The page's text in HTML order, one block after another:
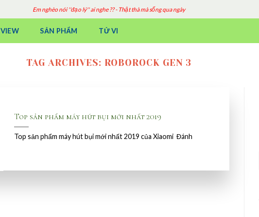
Em nghèo nói ''đạo lý'' ai nghe ?? - Thật thà mà sống qua ngày
SẢN PHẨM TỬ VI
TAG ARCHIVES: ROBOROCK GEN 3
Top sản phẩm máy hút bụi mới nhất 2019
Top sản phẩm máy hút bụi mới nhất 2019 của Xiaomi Đánh